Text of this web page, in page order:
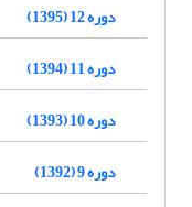
دوره 12 (1395)
دوره 11 (1394)
دوره 10 (1393)
دوره 9 (1392)